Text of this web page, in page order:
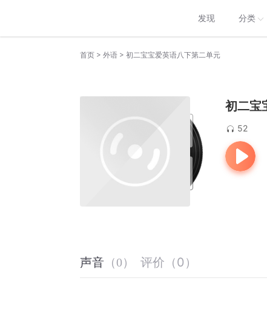
发现 分类
首页 > 外语 > 初二宝宝爱英语八下第二单元
初二宝
52
声音 （0） 评价 （0 ）